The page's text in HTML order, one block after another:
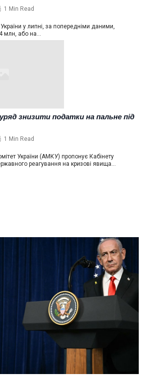
1 Min Read
у липні, за попередніми даними,
млн, або на…
знизити податки на пальне під
1 Min Read
України (АМКУ) пропонує Кабінету
реагування на кризові явища…